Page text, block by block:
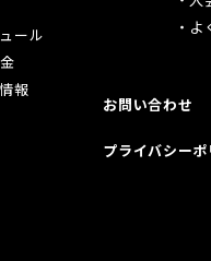
ール
報
よ
お問い合わせ
プライバシーポ